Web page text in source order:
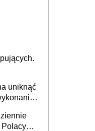
uniknąć
Polacy